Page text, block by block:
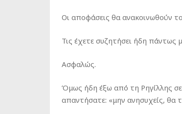
Οι αποφάσεις θα ανακοινωθούν
Τις έχετε συζητήσει ήδη πάντως
Ασφαλώς.
Όμως ήδη έξω από τη Ρηγίλλης
απαντήσατε: «μην ανησυχείς, θα